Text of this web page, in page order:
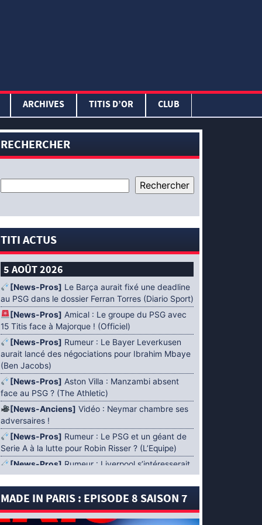
ARCHIVES TITIS D’OR CLUB
RECHERCHER
TITI ACTUS
5 AOÛT 2026
[News-Pros] Le Barça aurait fixé une deadline
au PSG dans le dossier Ferran Torres (Diario Sport)
[News-Pros] Amical : Le groupe du PSG avec
15 Titis face à Majorque ! (Officiel)
[News-Pros] Rumeur : Le Bayer Leverkusen
aurait lancé des négociations pour Ibrahim Mbaye
(Ben Jacobs)
[News-Pros] Aston Villa : Manzambi absent
face au PSG ? (The Athletic)
[News-Anciens] Vidéo : Neymar chambre ses
adversaires !
[News-Pros] Rumeur : Le PSG et un géant de
Serie A à la lutte pour Robin Risser ? (L’Equipe)
[News-Pros] Rumeur : Liverpool s’intéresserait
à Ibrahim Mbaye en plus de Bradley Barcola
(Fabrizio Romano)
[News-Pros]Rumeur : Accord contractuel
trouvé entre le PSG et Mika Godts (Fabrizio
MADE IN PARIS : EPISODE 8 SAISON 7